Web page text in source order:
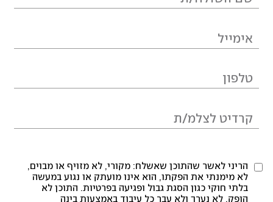
הריני לאשר שהתוכן שאשלח: מקורי, לא מזויף או מבוים,
לא מימנתי את הפקתו, הוא אינו מועתק או נגוע במעשה
בלתי חוקי כגון הסגת גבול ופגיעה בפרטיות. התוכן לא
הופק, לא נערך ולא עבר כל עיבוד באמצעות בינה